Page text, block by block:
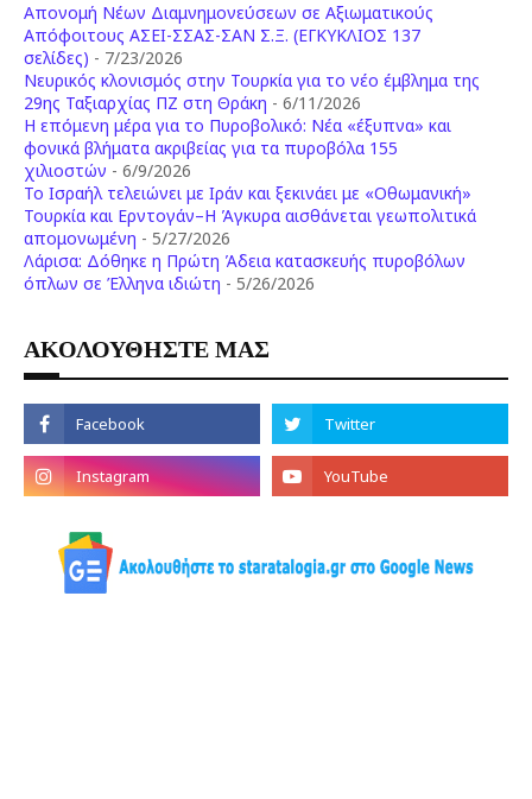
Απονομή Νέων Διαμνημονεύσεων σε Αξιωματικούς
Απόφοιτους ΑΣΕΙ-ΣΣΑΣ-ΣΑΝ Σ.Ξ. (ΕΓΚΥΚΛΙΟΣ 137
σελίδες) - 7/23/2026
Νευρικός κλονισμός στην Τουρκία για το νέο έμβλημα της
29ης Ταξιαρχίας ΠΖ στη Θράκη - 6/11/2026
Η επόμενη μέρα για το Πυροβολικό: Νέα «έξυπνα» και
φονικά βλήματα ακριβείας για τα πυροβόλα 155
χιλιοστών - 6/9/2026
Το Ισραήλ τελειώνει με Ιράν και ξεκινάει με «Οθωμανική»
Τουρκία και Ερντογάν–Η Άγκυρα αισθάνεται γεωπολιτικά
απομονωμένη - 5/27/2026
Λάρισα: Δόθηκε η Πρώτη Άδεια κατασκευής πυροβόλων
όπλων σε Έλληνα ιδιώτη - 5/26/2026
ΑΚΟΛΟΥΘΗΣΤΕ ΜΑΣ